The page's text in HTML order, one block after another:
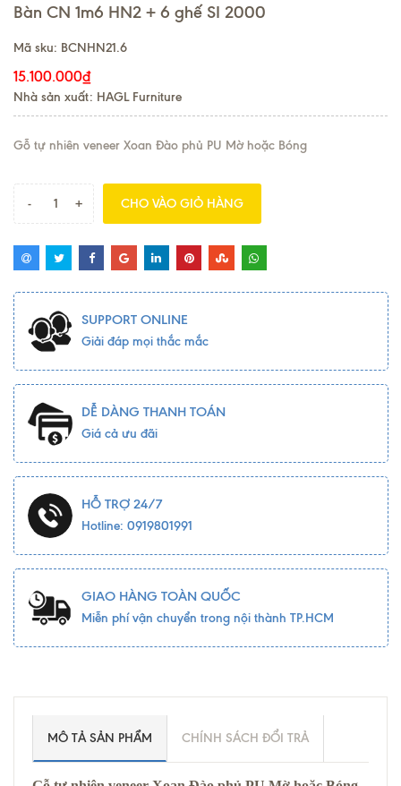
Bàn CN 1m6 HN2 + 6 ghế SI 2000
Mã sku: BCNHN21.6
15.100.000₫
Nhà sản xuất: HAGL Furniture
Gỗ tự nhiên veneer Xoan Đào phủ PU Mờ hoặc Bóng
- + CHO VÀO GIỎ HÀNG
SUPPORT ONLINE
Giải đáp mọi thắc mắc
DỄ DÀNG THANH TOÁN
Giá cả ưu đãi
HỖ TRỢ 24/7
Hotline: 0919801991
GIAO HÀNG TOÀN QUỐC
Miễn phí vận chuyển trong nội thành TP.HCM
MÔ TẢ SẢN PHẨM CHÍNH SÁCH ĐỔI TRẢ